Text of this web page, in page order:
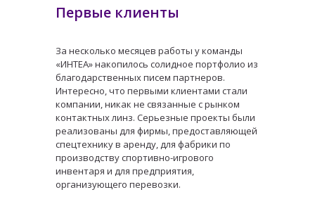
Первые клиенты
За несколько месяцев работы у команды
«ИНТЕА» накопилось солидное портфолио из
благодарственных писем партнеров.
Интересно, что первыми клиентами стали
компании, никак не связанные с рынком
контактных линз. Серьезные проекты были
реализованы для фирмы, предоставляющей
спецтехнику в аренду, для фабрики по
производству спортивно-игрового
инвентаря и для предприятия,
организующего перевозки.